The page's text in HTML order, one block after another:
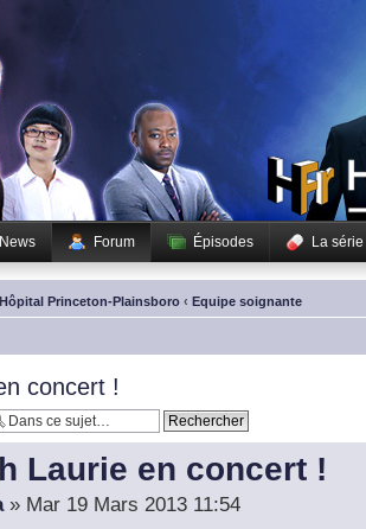
News Forum Épisodes La série
Hôpital Princeton-Plainsboro ‹ Equipe soignante
concert !
Laurie en concert !
» Mar 19 Mars 2013 11:54